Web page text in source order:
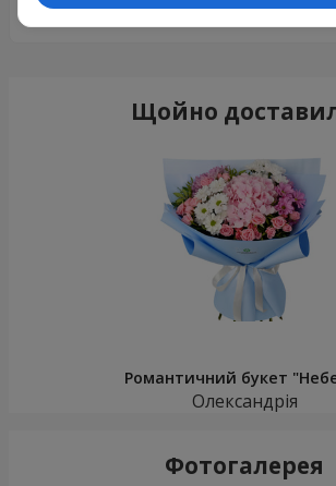
Все супер
Щойно
Романтичний букет
Олександрія
Фотогалерея